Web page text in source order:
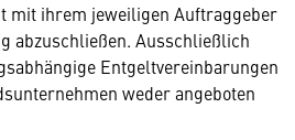
mit ihrem jeweiligen Auftraggeber
abzuschließen. Ausschließlich
Entgeltvereinbarungen
weder angeboten